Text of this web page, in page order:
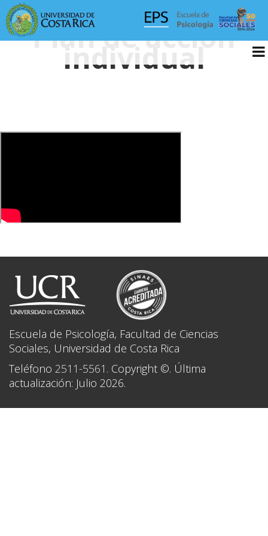
Plan de acción
individual
Escuela de Psicología, Facultad de Ciencias
Sociales, Universidad de Costa Rica
Teléfono 2511-5561 . Copyright ©. Última
actualización: Julio 2026.